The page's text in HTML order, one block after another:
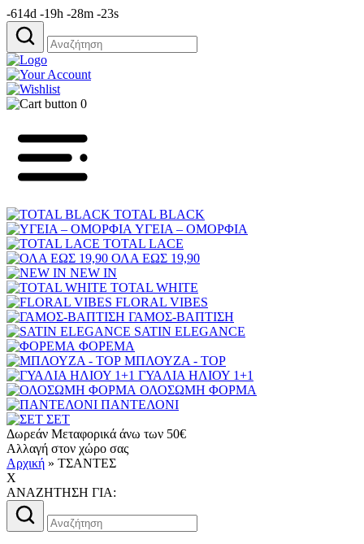
-614d -19h -28m -23s
Αναζήτηση
για:
0
TOTAL BLACK
ΥΓΕΙΑ – ΟΜΟΡΦΙΑ
TOTAL LACE
ΟΛΑ ΕΩΣ 19,90
NEW IN
TOTAL WHITE
FLORAL VIBES
ΓΑΜΟΣ-ΒΑΠΤΙΣΗ
SATIN ELEGANCE
ΦΟΡΕΜΑ
ΜΠΛΟΥΖΑ - TOP
ΓΥΑΛΙΑ ΗΛΙΟΥ 1+1
ΟΛΟΣΩΜΗ ΦΟΡΜΑ
ΠΑΝΤΕΛΟΝΙ
ΣΕΤ
Δωρεάν Μεταφορικά άνω των 50€
Αλλαγή στον χώρο σας
Αρχική » ΤΣΑΝΤΕΣ
X
AΝΑΖΗΤΗΣΗ ΓΙΑ:
Αναζήτηση
για: